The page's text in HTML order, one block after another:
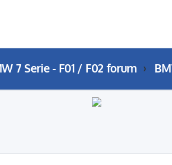
7 Serie - F01 / F02 forum